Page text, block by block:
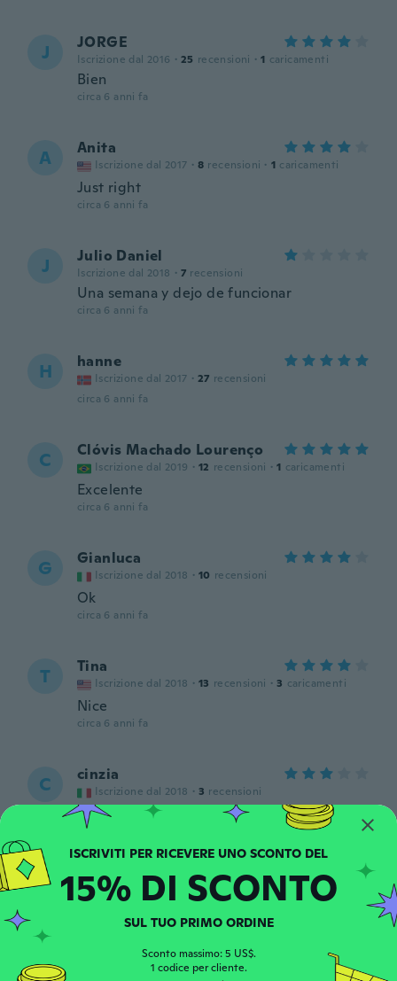
J JORGE
Iscrizione dal 2016 · 25 recensioni · 1 caricamenti
Bien
circa 6 anni fa
A Anita
Iscrizione dal 2017 · 8 recensioni · 1 caricamenti
Just right
circa 6 anni fa
J Julio Daniel
Iscrizione dal 2018 · 7 recensioni
Una semana y dejo de funcionar
circa 6 anni fa
H hanne
Iscrizione dal 2017 · 27 recensioni
circa 6 anni fa
C Clóvis Machado Lourenço
Iscrizione dal 2019 · 12 recensioni · 1 caricamenti
Excelente
circa 6 anni fa
G Gianluca
Iscrizione dal 2018 · 10 recensioni
Ok
circa 6 anni fa
T Tina
Iscrizione dal 2018 · 13 recensioni · 3 caricamenti
Nice
circa 6 anni fa
C cinzia
Iscrizione dal 2018 · 3 recensioni
Prodotto abbastanza buono certo la qualità
dell audio lascia un po’ a desiderare ma x il
prezzo acquistato va bene
J Iscrizione dal 2018 · 4 recensioni
Works great
15% DI SCONTO
SUL TUO PRIMO ORDINE
Sconto massimo: 5 US$.
1 codice per cliente.